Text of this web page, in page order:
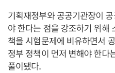
기획재정부와 공공기관장이
야 한다는 점을 강조하기 위해
책을 시험문제에 비유하면서
정부 정책이 먼저 변해야 한다
풀이됐다.